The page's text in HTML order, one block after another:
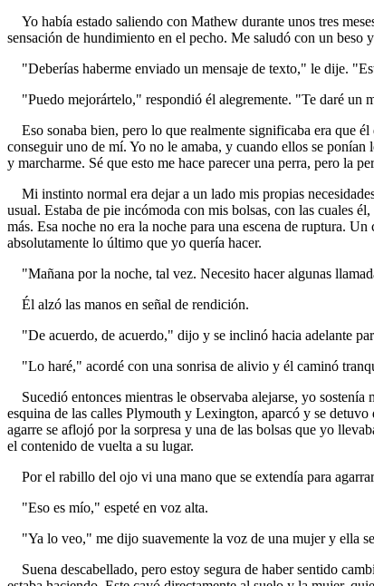
Yo había estado saliendo con Mathew durante unos tres
sensación de hundimiento en el pecho. Me saludó con un beso
"Deberías haberme enviado un mensaje de texto," le dije.
"Puedo mejorártelo," respondió él alegremente. "Te daré un
Eso sonaba bien, pero lo que realmente significaba era que
conseguir uno de mí. Yo no le amaba, y cuando ellos se ponían
y marcharme. Sé que esto me hace parecer una perra, pero la
Mi instinto normal era dejar a un lado mis propias
usual. Estaba de pie incómoda con mis bolsas, con las cuales
más. Esa noche no era la noche para una escena de ruptura.
absolutamente lo último que yo quería hacer.
"Mañana por la noche, tal vez. Necesito hacer algunas
Él alzó las manos en señal de rendición.
"De acuerdo, de acuerdo," dijo y se inclinó hacia adelante
"Lo haré," acordé con una sonrisa de alivio y él caminó
Sucedió entonces mientras le observaba alejarse, yo
esquina de las calles Plymouth y Lexington, aparcó y se
agarre se aflojó por la sorpresa y una de las bolsas que yo
el contenido de vuelta a su lugar.
Por el rabillo del ojo vi una mano que se extendía para
"Eso es mío," espeté en voz alta.
"Ya lo veo," me dijo suavemente la voz de una mujer y ella
Suena descabellado, pero estoy segura de haber sentido